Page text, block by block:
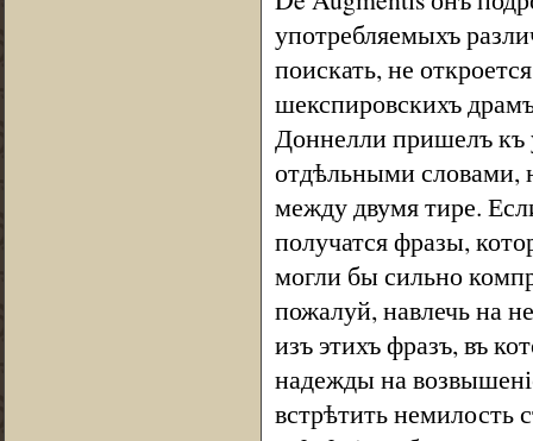
употребляемыхъ
поискать, не
шекспировскихъ
Доннелли пришелъ къ
отдѣльными словами,
между двумя тире.
получатся фразы,
могли бы сильно
пожалуй, навлечь на
изъ этихъ фразъ, въ
надежды на
встрѣтить немилость